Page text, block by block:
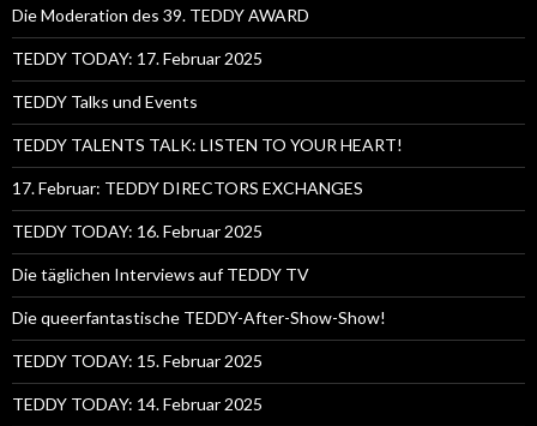
Die Moderation des 39. TEDDY AWARD
TEDDY TODAY: 17. Februar 2025
TEDDY Talks und Events
TEDDY TALENTS TALK: LISTEN TO YOUR HEART!
17. Februar: TEDDY DIRECTORS EXCHANGES
TEDDY TODAY: 16. Februar 2025
Die täglichen Interviews auf TEDDY TV
Die queerfantastische TEDDY-After-Show-Show!
TEDDY TODAY: 15. Februar 2025
TEDDY TODAY: 14. Februar 2025